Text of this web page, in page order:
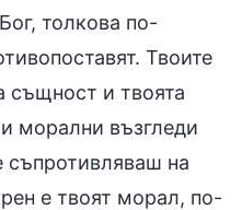
толкова по-
Твоите
същност и твоята
морални възгледи
съпротивляваш на
е твоят морал, по-